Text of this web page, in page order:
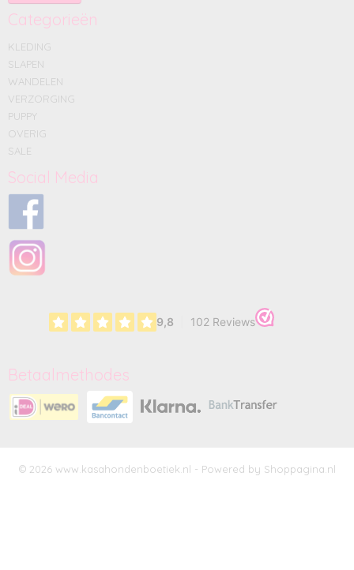
Categorieën
KLEDING
SLAPEN
WANDELEN
VERZORGING
PUPPY
OVERIG
SALE
Social Media
Betaalmethodes
© 2026 www.kasahondenboetiek.nl - Powered by Shoppagina.nl